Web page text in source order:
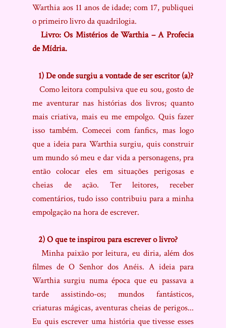
Warthia aos 11 anos de idade; com 17, publiquei
o primeiro livro da quadrilogia.
Livro: Os Mistérios de Warthia – A Profecia
de Mídria.
1) De onde surgiu a vontade de ser escritor (a)?
Como leitora compulsiva que eu sou, gosto de
me aventurar nas histórias dos livros; quanto
mais criativa, mais eu me empolgo. Quis fazer
isso também. Comecei com fanfics, mas logo
que a ideia para Warthia surgiu, quis construir
um mundo só meu e dar vida a personagens, pra
então colocar eles em situações perigosas e
cheias de ação. Ter leitores, receber
comentários, tudo isso contribuiu para a minha
empolgação na hora de escrever.
2) O que te inspirou para escrever o livro?
Minha paixão por leitura, eu diria, além dos
filmes de O Senhor dos Anéis. A ideia para
Warthia surgiu numa época que eu passava a
tarde assistindo-os; mundos fantásticos,
criaturas mágicas, aventuras cheias de perigos...
Eu quis escrever uma história que tivesse esses